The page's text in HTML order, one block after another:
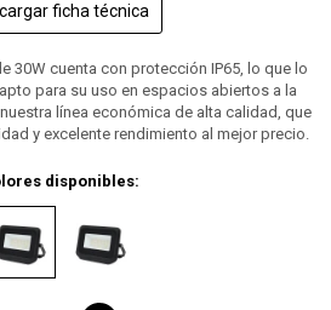
ficha técnica
30W cuenta con protección IP65, lo que lo
para su uso en espacios abiertos a la
línea económica de alta calidad, que
y excelente rendimiento al mejor precio.
disponibles: